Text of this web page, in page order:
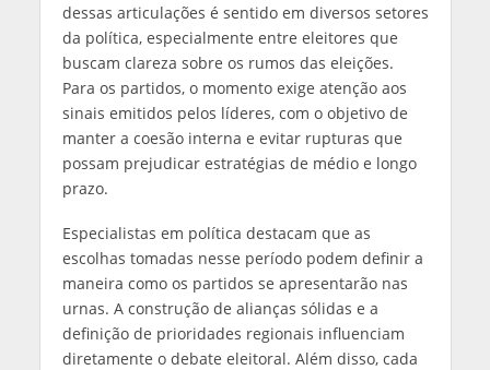
dessas articulações é sentido em diversos setores
da política, especialmente entre eleitores que
buscam clareza sobre os rumos das eleições.
Para os partidos, o momento exige atenção aos
sinais emitidos pelos líderes, com o objetivo de
manter a coesão interna e evitar rupturas que
possam prejudicar estratégias de médio e longo
prazo.
Especialistas em política destacam que as
escolhas tomadas nesse período podem definir a
maneira como os partidos se apresentarão nas
urnas. A construção de alianças sólidas e a
definição de prioridades regionais influenciam
diretamente o debate eleitoral. Além disso, cada